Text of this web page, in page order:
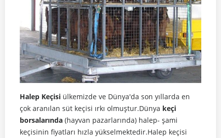
Halep Keçisi ülkemizde ve Dünya'da son yıllarda en
çok aranılan süt keçisi ırkı olmuştur.Dünya keçi
borsalarında (hayvan pazarlarında) halep- şami
keçisinin fiyatları hızla yükselmektedir.Halep keçisi